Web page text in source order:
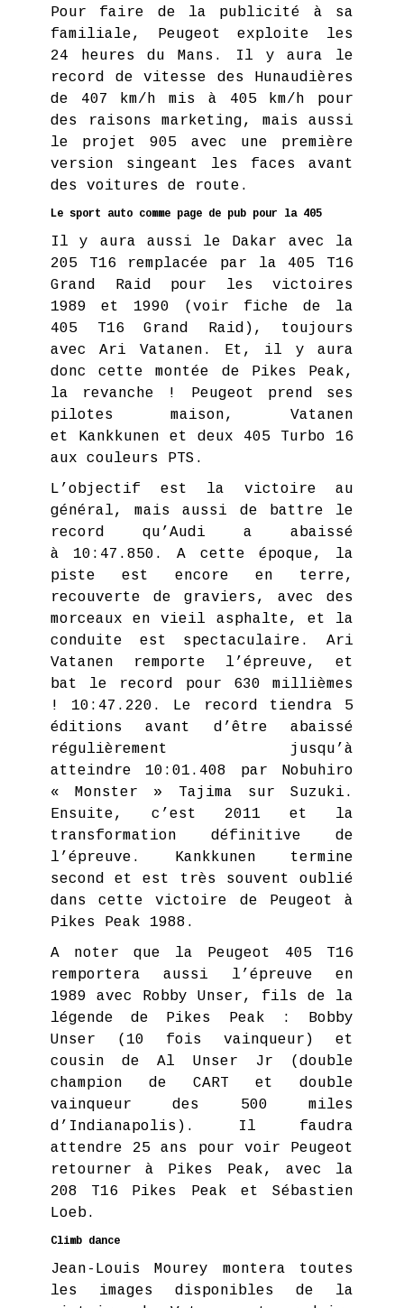
Pour faire de la publicité à sa
familiale, Peugeot exploite les
24 heures du Mans. Il y aura le
record de vitesse des Hunaudières
de 407 km/h mis à 405 km/h pour
des raisons marketing, mais aussi
le projet 905 avec une première
version singeant les faces avant
des voitures de route.
Le sport auto comme page de pub pour la 405
Il y aura aussi le Dakar avec la
205 T16 remplacée par la 405 T16
Grand Raid pour les victoires
1989 et 1990 (voir fiche de la
405 T16 Grand Raid), toujours
avec Ari Vatanen. Et, il y aura
donc cette montée de Pikes Peak,
la revanche ! Peugeot prend ses
pilotes maison, Vatanen
et Kankkunen et deux 405 Turbo 16
aux couleurs PTS.
L’objectif est la victoire au
général, mais aussi de battre le
record qu’Audi a abaissé
à 10:47.850. A cette époque, la
piste est encore en terre,
recouverte de graviers, avec des
morceaux en vieil asphalte, et la
conduite est spectaculaire. Ari
Vatanen remporte l’épreuve, et
bat le record pour 630 millièmes
! 10:47.220. Le record tiendra 5
éditions avant d’être abaissé
régulièrement jusqu’à
atteindre 10:01.408 par Nobuhiro
« Monster » Tajima sur Suzuki.
Ensuite, c’est 2011 et la
transformation définitive de
l’épreuve. Kankkunen termine
second et est très souvent oublié
dans cette victoire de Peugeot à
Pikes Peak 1988.
A noter que la Peugeot 405 T16
remportera aussi l’épreuve en
1989 avec Robby Unser, fils de la
légende de Pikes Peak : Bobby
Unser (10 fois vainqueur) et
cousin de Al Unser Jr (double
champion de CART et double
vainqueur des 500 miles
d’Indianapolis). Il faudra
attendre 25 ans pour voir Peugeot
retourner à Pikes Peak, avec la
208 T16 Pikes Peak et Sébastien
Loeb.
Climb dance
Jean-Louis Mourey montera toutes
les images disponibles de la